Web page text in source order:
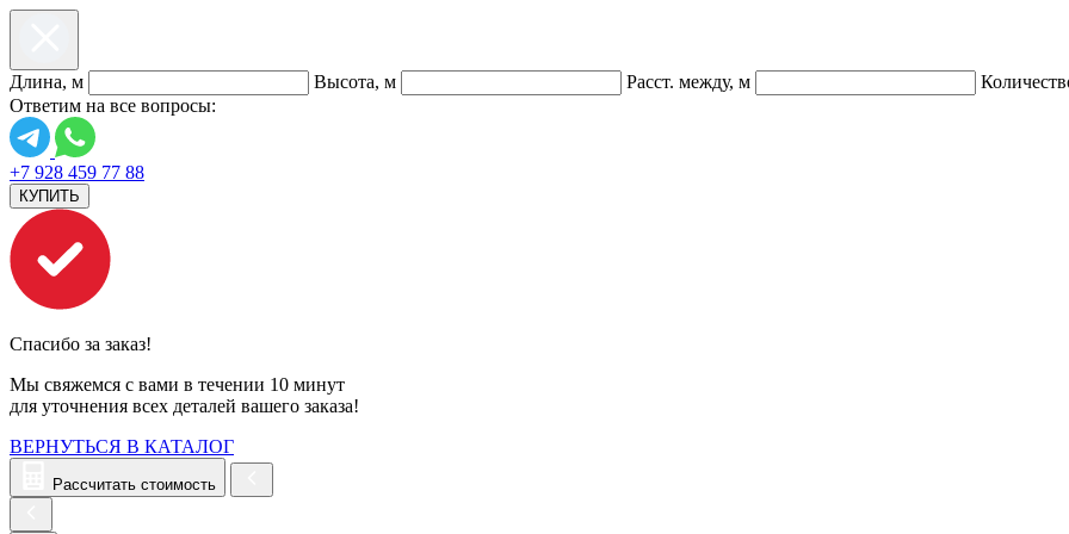
Длина, м Высота, м Расст. между, м
Ответим на все вопросы:
+7 928 459 77 88
КУПИТЬ
Спасибо за заказ!
Мы свяжемся с вами в течении 10 минут
для уточнения всех деталей вашего заказа!
ВЕРНУТЬСЯ В КАТАЛОГ
Рассчитать стоимость